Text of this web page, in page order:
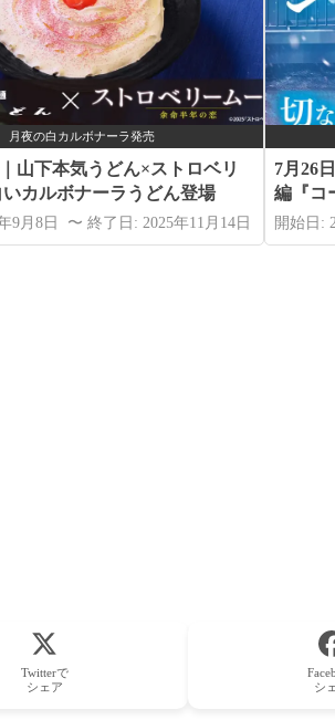
月夜の白カルボナーラ発売
山下本気うどん×ストロベリ
カルボナーラうどん登場
9月8日 〜 終了日: 2025年11月14日
7月26
編『コ
開始日:
Twitterで
シェア
シ